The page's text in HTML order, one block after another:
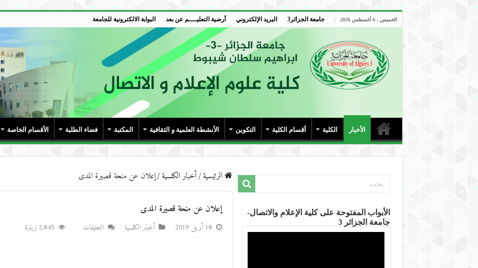
الخميس , 6 أغسطس 2026 جامعة الجزائر3 البريد الإلكتروني أرضية التعليــــم عن بعد البوابة الالكترونية للجامعة
الأخبار الكلية أقسام الكلية التكوين الأنشطة العلمية و الثقافية المكتبة فضاء الطلبة الأقسام الخاصة
الرئيسية/أخبار الكلـــية/إعلان عن منحة قصيرة المدى
إعلان عن منحة قصيرة المدى
18 أبريل 2019 أخبار الكلـــية التعليقات 2,845 زيارة
الأبواب المفتوحة على كلية الإعلام والاتصال-
جامعة الجزائر 3